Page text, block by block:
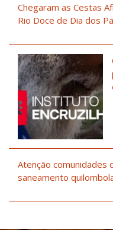
Chegaram as Cestas
Rio Doce de Dia dos
Atenção comunidades
saneamento